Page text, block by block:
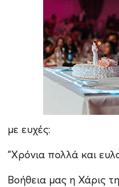
με ευχές:
"Χρόνια πολλά και
Βοήθεια μας η Χάρις